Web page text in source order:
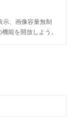
示、画像容量無制
能を開放しよう。